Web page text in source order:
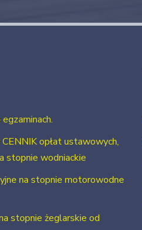
opłat ustawowych,
stopnie wodniackie
na stopnie motorowodne
stopnie żeglarskie od